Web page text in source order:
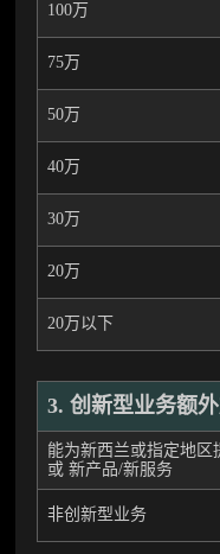
100万
75万
50万
40万
30万
20万
20万以下
3. 创新型业务额
能为新西兰或指定地区
或 新产品/新服务
非创新型业务